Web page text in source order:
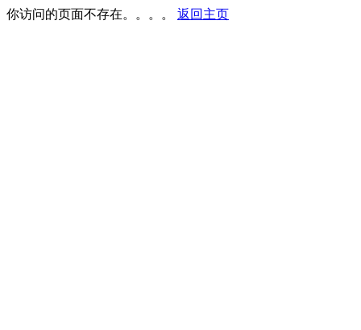
你访问的页面不存在。。。。 返回主页